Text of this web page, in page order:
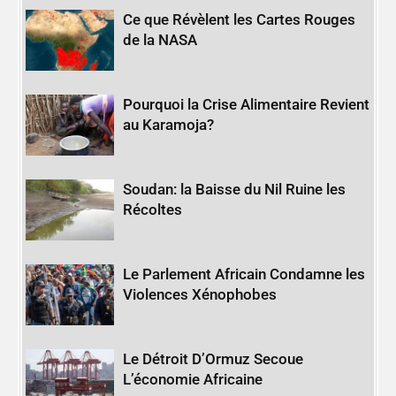
Ce que Révèlent les Cartes Rouges
de la NASA
Pourquoi la Crise Alimentaire Revient
au Karamoja?
Soudan: la Baisse du Nil Ruine les
Récoltes
Le Parlement Africain Condamne les
Violences Xénophobes
Le Détroit D’Ormuz Secoue
L’économie Africaine